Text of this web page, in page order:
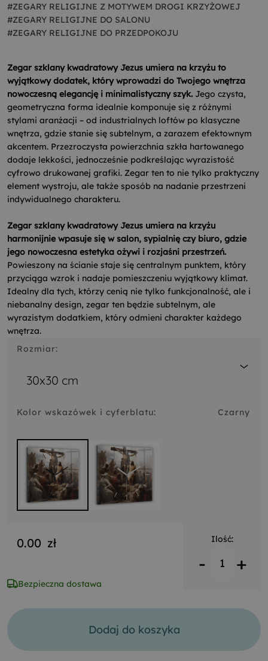
#ZEGARY RELIGIJNE Z MOTYWEM DROGI KRZYŻOWEJ
#ZEGARY RELIGIJNE DO SALONU
#ZEGARY RELIGIJNE DO PRZEDPOKOJU
Zegar szklany kwadratowy Jezus umiera na krzyżu to
wyjątkowy dodatek, który wprowadzi do Twojego wnętrza
nowoczesną elegancję i minimalistyczny szyk. Jego czysta,
geometryczna forma idealnie komponuje się z różnymi
stylami aranżacji – od industrialnych loftów po klasyczne
wnętrza, gdzie stanie się subtelnym, a zarazem efektownym
akcentem. Przezroczysta powierzchnia szkła hartowanego
dodaje lekkości, jednocześnie podkreślając wyrazistość
cyfrowo drukowanej grafiki. Zegar ten to nie tylko praktyczny
element wystroju, ale także sposób na nadanie przestrzeni
indywidualnego charakteru.
Zegar szklany kwadratowy Jezus umiera na krzyżu
harmonijnie wpasuje się w salon, sypialnię czy biuro, gdzie
jego nowoczesna estetyka ożywi i rozjaśni przestrzeń.
Powieszony na ścianie staje się centralnym punktem, który
przyciąga wzrok i nadaje pomieszczeniu wyjątkowy klimat.
Idealny dla tych, którzy cenią nie tylko funkcjonalność, ale i
niebanalny design, zegar ten będzie subtelnym, ale
wyrazistym dodatkiem, który odmieni charakter każdego
wnętrza.
Rozmiar:
30x30 cm
Kolor wskazówek i cyferblatu: Czarny
0.00 zł
Bezpieczna dostawa
Ilość:
- +
Dodaj do koszyka